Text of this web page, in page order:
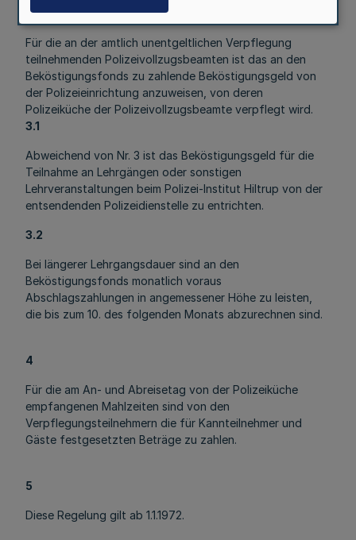
3
Für die an der amtlich unentgeltlichen Verpflegung
teilnehmenden Polizeivollzugsbeamten ist das an den
Beköstigungsfonds zu zahlende Beköstigungsgeld von
der Polizeieinrichtung anzuweisen, von deren
Polizeiküche der Polizeivollzugsbeamte verpflegt wird.
3.1
Abweichend von Nr. 3 ist das Beköstigungsgeld für die
Teilnahme an Lehrgängen oder sonstigen
Lehrveranstaltungen beim Polizei-Institut Hiltrup von der
entsendenden Polizeidienstelle zu entrichten.
3.2
Bei längerer Lehrgangsdauer sind an den
Beköstigungsfonds monatlich voraus
Abschlagszahlungen in angemessener Höhe zu leisten,
die bis zum 10. des folgenden Monats abzurechnen sind.
4
Für die am An- und Abreisetag von der Polizeiküche
empfangenen Mahlzeiten sind von den
Verpflegungsteilnehmern die für Kannteilnehmer und
Gäste festgesetzten Beträge zu zahlen.
5
Diese Regelung gilt ab 1.1.1972.